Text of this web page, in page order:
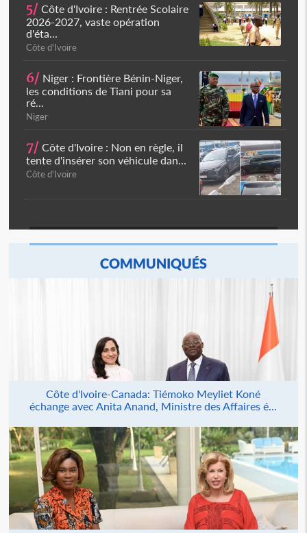
5/ Côte d'Ivoire : Rentrée Scolaire
2026-2027, vaste opération
d'éta...
Côte d'Ivoire
6/ Niger : Frontière Bénin-Niger,
les conditions de Tiani pour sa
ré...
Niger
7/ Côte d'Ivoire : Non en règle, il
tente d'insérer son véhicule dan...
Côte d'Ivoire
COMMUNIQUÉS
Côte d'Ivoire-Canada: Tiémoko Meyliet Koné
échange avec Anita Anand, Ministre des Affaires é...